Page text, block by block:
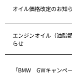
オイル価格改定のお知
エンジンオイル（油脂
らせ
「BMW GWキャンペ